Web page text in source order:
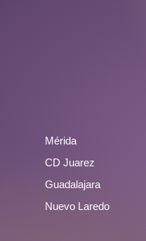
Mérida
CD Juarez
Guadalajara
Nuevo Laredo